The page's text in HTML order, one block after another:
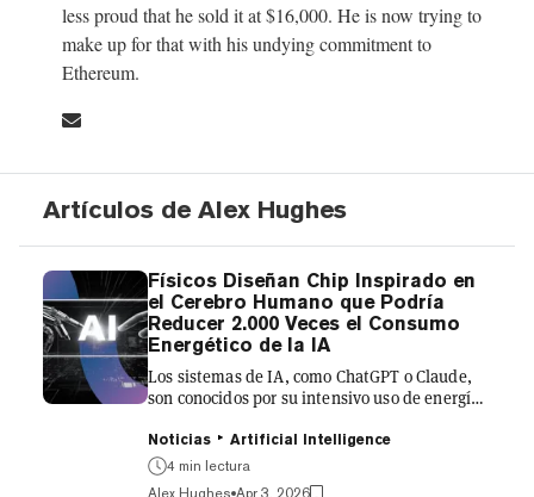
less proud that he sold it at $16,000. He is now trying to
make up for that with his undying commitment to
Ethereum.
Artículos de Alex Hughes
Físicos Diseñan Chip Inspirado en
el Cerebro Humano que Podría
Reducer 2.000 Veces el Consumo
Energético de la IA
Los sistemas de IA, como ChatGPT o Claude,
son conocidos por su intensivo uso de energía.
procesarlos en otro, moviéndolos
constantemente de un lado a otro. Es un
problema que ahora podría resolverse gracias
Noticias
Artificial Intelligence
4 min lectura
Alex Hughes Apr 3, 2026